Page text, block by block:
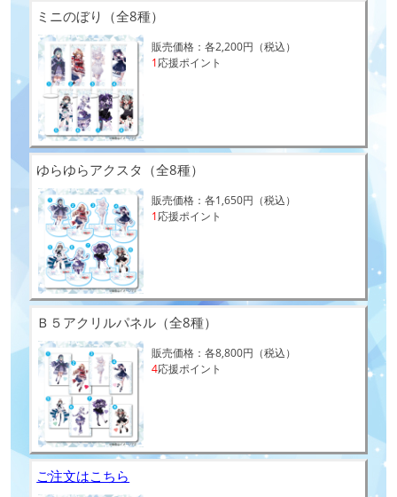
ミニのぼり（全8種）
販売価格：各2,200円（税込）
1応援ポイント
ゆらゆらアクスタ（全8種）
販売価格：各1,650円（税込）
1応援ポイント
Ｂ５アクリルパネル（全8種）
販売価格：各8,800円（税込）
4応援ポイント
ご注文はこちら